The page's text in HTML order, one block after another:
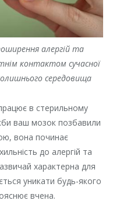
алергій та
контактом сучасної
середовища
в стерильному
ваш мозок позбавили
вона починає
до алергій та
характерна для
уникати будь-якого
вчена.